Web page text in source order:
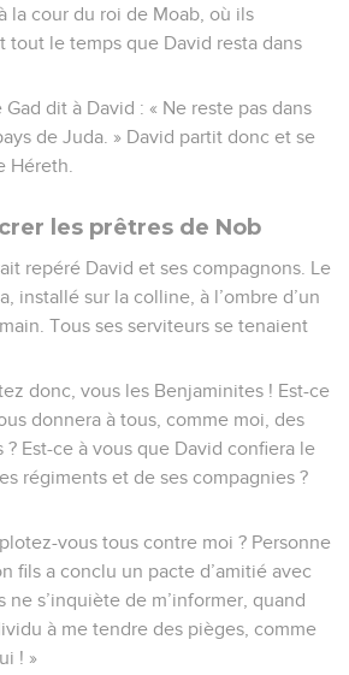
la cour du roi de Moab, où ils
tout le temps que David resta dans
dit à David : « Ne reste pas dans
de Juda. » David partit donc et se
Héreth.
les prêtres de Nob
repéré David et ses compagnons. Le
installé sur la colline, à l’ombre d’un
Tous ses serviteurs se tenaient
donc, vous les Benjaminites ! Est-ce
donnera à tous, comme moi, des
? Est-ce à vous que David confiera le
régiments et de ses compagnies ?
vous tous contre moi ? Personne
fils a conclu un pacte d’amitié avec
ne s’inquiète de m’informer, quand
à me tendre des pièges, comme
! »